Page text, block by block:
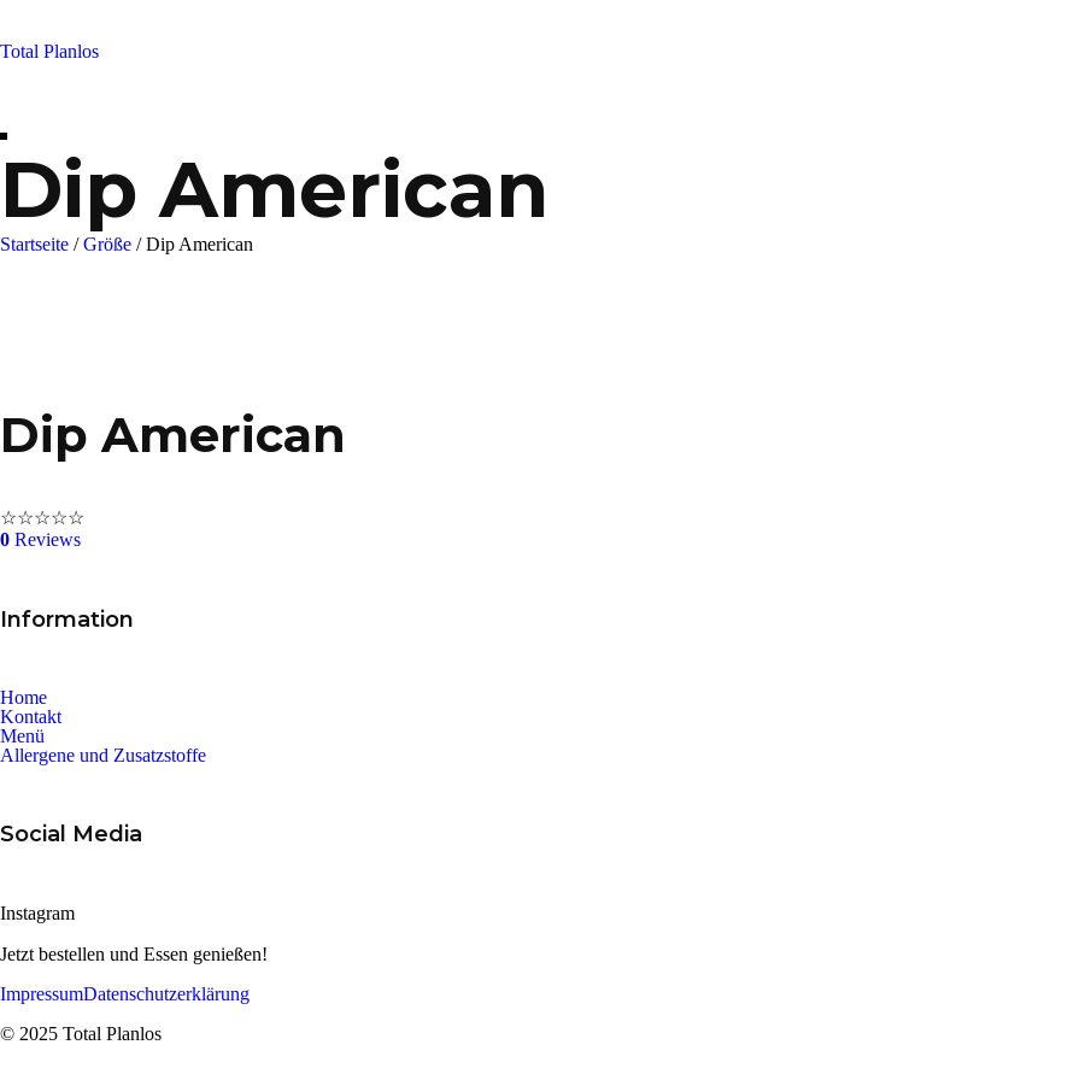
content
Total Planlos
Dip American
Startseite /Größe /Dip American
Dip American
☆☆☆☆☆
0 Reviews
Information
Home
Kontakt
Menü
Allergene und Zusatzstoffe
Social Media
Instagram
Jetzt bestellen und Essen genießen!
ImpressumDatenschutzerklärung
© 2025 Total Planlos